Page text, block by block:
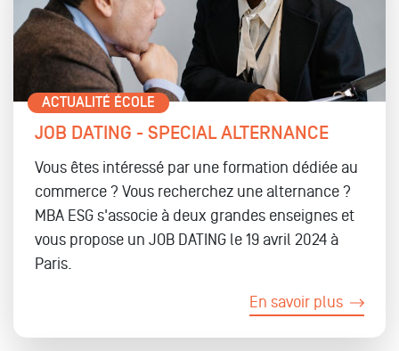
ACTUALITÉ ÉCOLE
JOB DATING - SPECIAL ALTERNANCE
Vous êtes intéressé par une formation dédiée au
commerce ? Vous recherchez une alternance ?
MBA ESG s'associe à deux grandes enseignes et
vous propose un JOB DATING le 19 avril 2024 à
Paris.
En savoir plus